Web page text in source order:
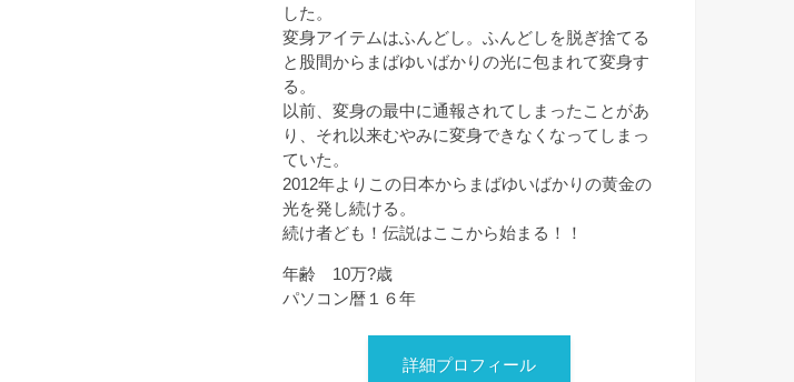
した。
変身アイテムはふんどし。ふんどしを脱ぎ捨てる
と股間からまばゆいばかりの光に包まれて変身す
る。
以前、変身の最中に通報されてしまったことがあ
り、それ以来むやみに変身できなくなってしまっ
ていた。
2012年よりこの日本からまばゆいばかりの黄金の
光を発し続ける。
続け者ども！伝説はここから始まる！！
年齢 10万?歳
パソコン暦１６年
詳細プロフィール